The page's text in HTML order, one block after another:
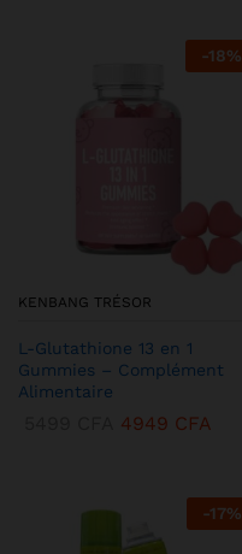
-18%
KENBANG TRÉSOR
L-Glutathione 13 en 1
Gummies – Complément
Alimentaire
4949 CFA
-17%